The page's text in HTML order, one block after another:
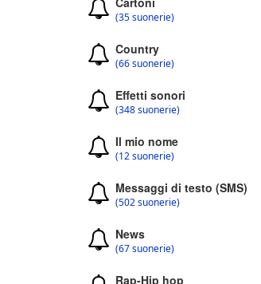
(35 suonerie)
Country
(66 suonerie)
Effetti sonori
(348 suonerie)
Il mio nome
(12 suonerie)
Messaggi di testo (SMS)
(502 suonerie)
News
(67 suonerie)
Rap-Hip hop